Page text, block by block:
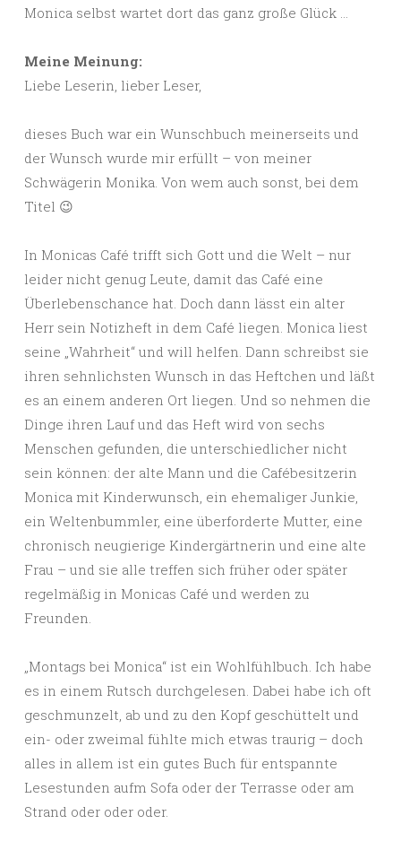
Monica selbst wartet dort das ganz große Glück …
Meine Meinung:
Liebe Leserin, lieber Leser,
dieses Buch war ein Wunschbuch meinerseits und
der Wunsch wurde mir erfüllt – von meiner
Schwägerin Monika. Von wem auch sonst, bei dem
Titel 😉
In Monicas Café trifft sich Gott und die Welt – nur
leider nicht genug Leute, damit das Café eine
Überlebenschance hat. Doch dann lässt ein alter
Herr sein Notizheft in dem Café liegen. Monica liest
seine „Wahrheit“ und will helfen. Dann schreibst sie
ihren sehnlichsten Wunsch in das Heftchen und läßt
es an einem anderen Ort liegen. Und so nehmen die
Dinge ihren Lauf und das Heft wird von sechs
Menschen gefunden, die unterschiedlicher nicht
sein können: der alte Mann und die Cafébesitzerin
Monica mit Kinderwunsch, ein ehemaliger Junkie,
ein Weltenbummler, eine überforderte Mutter, eine
chronisch neugierige Kindergärtnerin und eine alte
Frau – und sie alle treffen sich früher oder später
regelmäßig in Monicas Café und werden zu
Freunden.
„Montags bei Monica“ ist ein Wohlfühlbuch. Ich habe
es in einem Rutsch durchgelesen. Dabei habe ich oft
geschmunzelt, ab und zu den Kopf geschüttelt und
ein- oder zweimal fühlte mich etwas traurig – doch
alles in allem ist ein gutes Buch für entspannte
Lesestunden aufm Sofa oder der Terrasse oder am
Strand oder oder oder.